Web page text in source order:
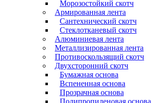
Морозостойкий скотч
Армированная лента
Сантехнический скотч
Стеклотканевый скотч
Алюминиевая лента
Металлизированная лента
Противоскользящий скотч
Двухсторонний скотч
Бумажная основа
Вспененная основа
Прозрачная основа
Полипропиленовая основа